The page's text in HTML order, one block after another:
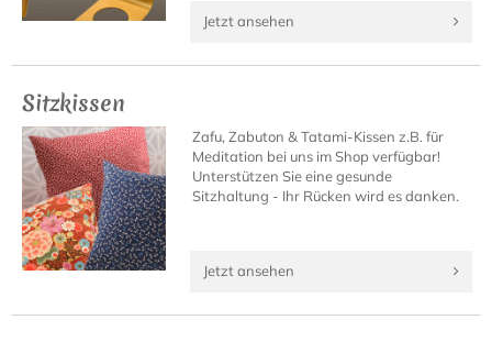
Jetzt ansehen
Sitzkissen
Zafu, Zabuton & Tatami-Kissen z.B. für
Meditation bei uns im Shop verfügbar!
Unterstützen Sie eine gesunde
Sitzhaltung - Ihr Rücken wird es danken.
Jetzt ansehen